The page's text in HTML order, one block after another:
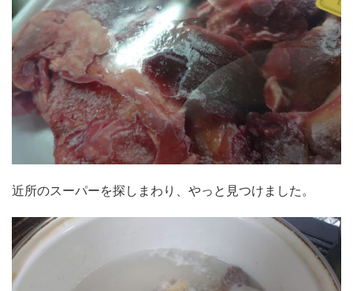
近所のスーパーを探しまわり、やっと見つけました。